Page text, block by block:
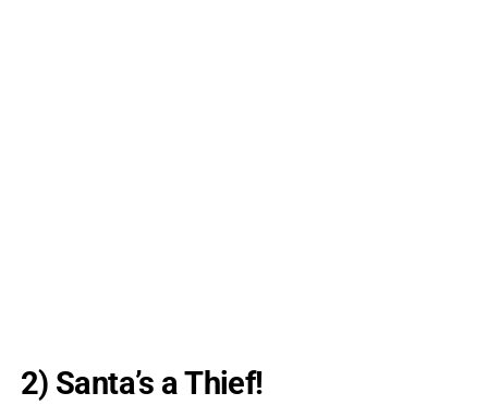
2) Santa’s a Thief!